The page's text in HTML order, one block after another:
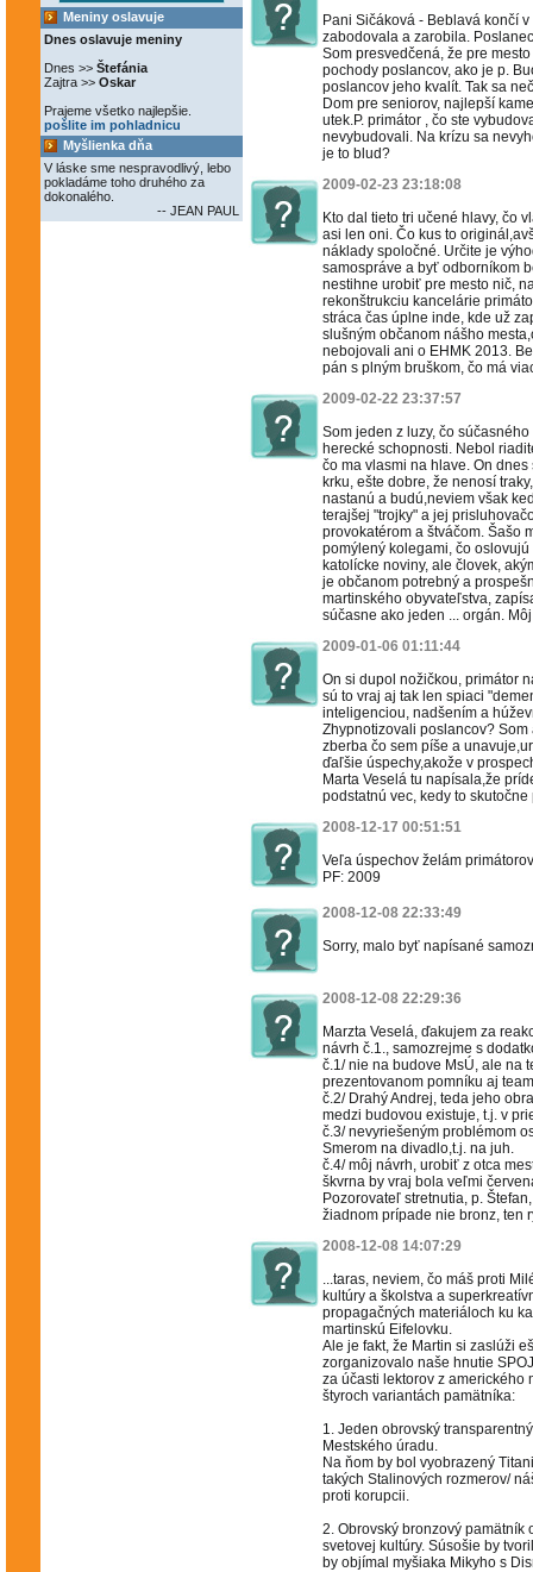
Meniny oslavuje
Dnes oslavuje meniny
Dnes >> Štefánia
Zajtra >> Oskar
Prajeme všetko najlepšie.
pošlite im pohladnicu
Myšlienka dňa
V láske sme nespravodlivý, lebo
pokladáme toho druhého za
dokonalého.
-- JEAN PAUL
Pani Sičáková - Beblavá končí
zabodovala a zarobila.
Som presvedčená, že pre
pochody poslancov, ako je p.
poslancov jeho kvalít. Tak sa
Dom pre seniorov, najlepší
utek.P. primátor , čo ste
nevybudovali. Na krízu sa
je to blud?
2009-02-23 23:18:08
Kto dal tieto tri učené hlavy, čo
asi len oni. Čo kus to
náklady spoločné. Určite je
samospráve a byť odborníkom
nestihne urobiť pre mesto nič,
rekonštrukciu kancelárie
stráca čas úplne inde, kde už
slušným občanom nášho
nebojovali ani o EHMK 2013.
pán s plným bruškom, čo má
2009-02-22 23:37:57
Som jeden z luzy, čo
herecké schopnosti. Nebol
čo ma vlasmi na hlave. On
krku, ešte dobre, že nenosí
nastanú a budú,neviem však
terajšej "trojky" a jej
provokatérom a štváčom. Šašo
pomýlený kolegami, čo
katolícke noviny, ale človek,
je občanom potrebný a
martinského obyvateľstva,
súčasne ako jeden ... orgán.
2009-01-06 01:11:44
On si dupol nožičkou, primátor
sú to vraj aj tak len spiaci
inteligenciou, nadšením a
Zhypnotizovali poslancov?
zberba čo sem píše a
ďaľšie úspechy,akože v
Marta Veselá tu napísala,že
podstatnú vec, kedy to
2008-12-17 00:51:51
Veľa úspechov želám
PF: 2009
2008-12-08 22:33:49
Sorry, malo byť napísané
2008-12-08 22:29:36
Marzta Veselá, ďakujem za
návrh č.1., samozrejme s
č.1/ nie na budove MsÚ, ale na
prezentovanom pomníku aj
č.2/ Drahý Andrej, teda jeho
medzi budovou existuje, t.j. v
č.3/ nevyriešeným problémom
Smerom na divadlo,t.j. na juh.
č.4/ môj návrh, urobiť z otca
škvrna by vraj bola veľmi
Pozorovateľ stretnutia, p.
žiadnom prípade nie bronz, ten
2008-12-08 14:07:29
...taras, neviem, čo máš proti
kultúry a školstva a
propagačných materiáloch ku
martinskú Eifelovku.
Ale je fakt, že Martin si zaslúži
zorganizovalo naše hnutie
za účasti lektorov z amerického
štyroch variantách pamätníka:
1. Jeden obrovský
Mestského úradu.
Na ňom by bol vyobrazený
takých Stalinových rozmerov/
proti korupcii.
2. Obrovský bronzový pamätník
svetovej kultúry. Súsošie by
by objímal myšiaka Mikyho s